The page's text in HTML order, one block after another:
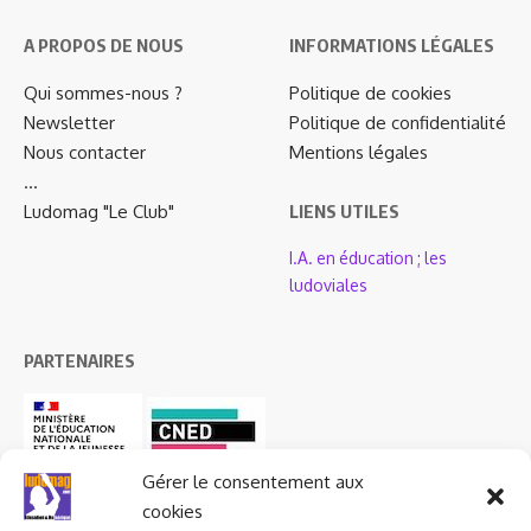
Gérer le consentement aux
cookies
A PROPOS DE NOUS
Qui sommes-nous ?
Newsletter
Nous contacter
…
Ludomag "Le Club"
INFORMATIONS LÉGALES
Politique de cookies
Politique de confidentialité
Mentions légales
LIENS UTILES
I.A. en éducation ; les
ludoviales
PARTENAIRES